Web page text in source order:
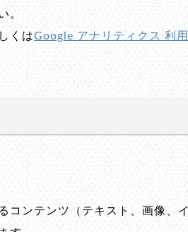
。
くはGoogle アナリティクス 利
コンテンツ（テキスト、画像、